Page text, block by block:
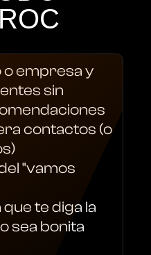
empresa y
sin
contactos (o
"vamos
te diga la
sea bonita